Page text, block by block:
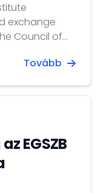
exchange
Council of
Tamás
Tovább
EGSZB